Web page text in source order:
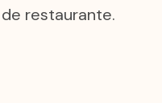
restaurante.